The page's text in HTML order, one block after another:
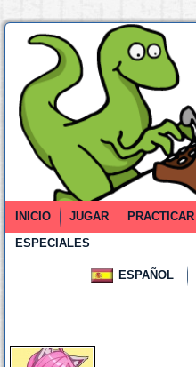
INICIO JUGAR PRACTICAR
ESPECIALES
ESPAÑOL